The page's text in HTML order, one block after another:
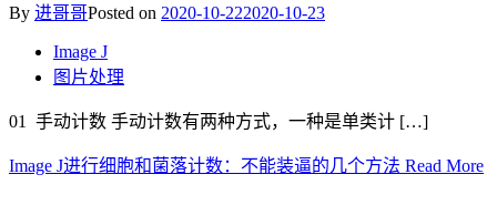
By 进哥哥Posted on 2020-10-222020-10-23
Image J
图片处理
01 手动计数 手动计数有两种方式，一种是单类计 […]
Image J进行细胞和菌落计数：不能装逼的几个方法 Read More